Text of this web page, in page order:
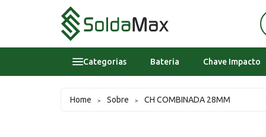
Categorias Bateria Chave Impacto
Home > Sobre > CH COMBINADA 28MM